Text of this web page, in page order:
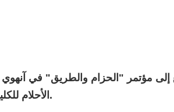
مؤتمر "الحزام والطريق" في آنهوي
الأحلام للكليات التقنية والمهنية.